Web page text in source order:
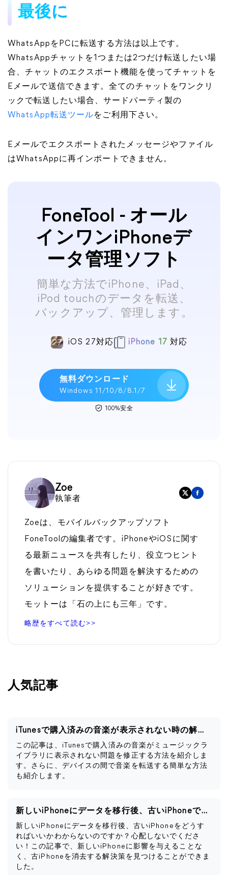
最後に
WhatsAppをPCに転送する方法は以上です。
WhatsAppチャットを1つまたは2つだけ転送したい場
合、チャットのエクスポート機能を使ってチャットを
Eメールで送信できます。全てのチャットをワンクリ
ックで転送したい場合、サードパーティ製の
WhatsApp転送ツールをご利用下さい。
Eメールでエクスポートされたメッセージやファイル
はWhatsAppに再インポートできません。
FoneTool - オール
インワンiPhoneデ
ータ管理ソフト
簡単な方法でiPhone、iPad、
iPod touchのデータを転送、
バックアップ、管理します。
iOS 27対応 iPhone 17 対応
無料ダウンロード
Windows 11/10/8/8.1/7
100%安全
Zoe
執筆者
Zoeは、モバイルバックアップソフト
FoneToolの編集者です。iPhoneやiOSに関す
る最新ニュースを共有したり、役立つヒント
を書いたり、あらゆる問題を解決するための
ソリューションを提供することが好きです。
モットーは「石の上にも三年」です。
略歴をすべて読む>>
人気記事
iTunesで購入済みの音楽が表示されない時の解決策
この記事は、iTunesで購入済みの音楽がミュージックラ
イブラリに表示されない問題を修正する方法を紹介しま
す。さらに、デバイスの間で音楽を転送する簡単な方法
も紹介します。
新しいiPhoneにデータを移行後、古いiPhoneですべきこと
新しいiPhoneにデータを移行後、古いiPhoneをどうす
ればいいかわからないのですか？心配しないでくださ
い！この記事で、新しいiPhoneに影響を与えることな
く、古iPhoneを消去する解決策を見つけることができま
した。